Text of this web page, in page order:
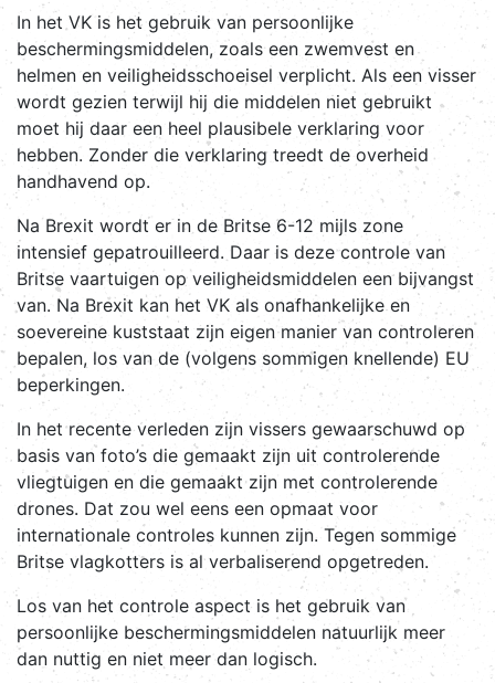
In het VK is het gebruik van persoonlijke
beschermingsmiddelen, zoals een zwemvest en
helmen en veiligheidsschoeisel verplicht. Als een visser
wordt gezien terwijl hij die middelen niet gebruikt
moet hij daar een heel plausibele verklaring voor
hebben. Zonder die verklaring treedt de overheid
handhavend op.
Na Brexit wordt er in de Britse 6-12 mijls zone
intensief gepatrouilleerd. Daar is deze controle van
Britse vaartuigen op veiligheidsmiddelen een bijvangst
van. Na Brexit kan het VK als onafhankelijke en
soevereine kuststaat zijn eigen manier van controleren
bepalen, los van de (volgens sommigen knellende) EU
beperkingen.
In het recente verleden zijn vissers gewaarschuwd op
basis van foto’s die gemaakt zijn uit controlerende
vliegtuigen en die gemaakt zijn met controlerende
drones. Dat zou wel eens een opmaat voor
internationale controles kunnen zijn. Tegen sommige
Britse vlagkotters is al verbaliserend opgetreden.
Los van het controle aspect is het gebruik van
persoonlijke beschermingsmiddelen natuurlijk meer
dan nuttig en niet meer dan logisch.